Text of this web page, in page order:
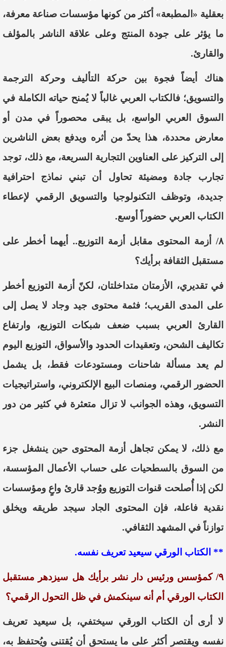
بعقلية «المطبعة» أكثر من كونها مؤسسات صناعة معرفة،
ما يؤثر على جودة المنتج وعلى علاقة الناشر بالمؤلف
والقارئ.
هناك أيضاً فجوة بين حركة التأليف وحركة الترجمة
والتسويق؛ فالكتاب العربي غالباً لا يُمنح حياته الكاملة في
السوق العربي الواسع، بل يبقى محصوراً في مدن أو
معارض محددة، هذا يحدّ من أثره ويدفع بعض الناشرين
إلى التركيز على العناوين التجارية السريعة، مع ذلك، توجد
تجارب جادة ومضيئة تحاول أن تبني نماذج احترافية
جديدة، وتوظف التكنولوجيا والتسويق الرقمي لإعطاء
الكتاب العربي حضوراً أوسع.
٨/ أزمة المحتوى مقابل أزمة التوزيع.. أيهما أخطر على
مستقبل الثقافة برأيك؟
في تقديري، الأزمتان متداخلتان، لكنّ أزمة التوزيع أخطر
على المدى القريب؛ فثمة محتوى جيد وجاد لا يصل إلى
القارئ العربي بسبب ضعف شبكات التوزيع، وارتفاع
تكاليف الشحن، وتعقيدات الحدود والأسواق، التوزيع اليوم
لم يعد مسألة شاحنات ومستودعات فقط، بل يشمل
الحضور الرقمي، ومنصات البيع الإلكتروني، واستراتيجيات
التسويق، وهذه الجوانب لا تزال متعثرة في كثير من دور
النشر.
مع ذلك، لا يمكن تجاهل أزمة المحتوى حين ينشغل جزء
من السوق بالسطحيات على حساب الأعمال المؤسسة،
لكن إذا أُصلحت قنوات التوزيع ووُجد قارئ واعٍ ومؤسسات
نقدية فاعلة، فإن المحتوى الجاد سيجد طريقه ويخلق
توازناً في المشهد الثقافي.
** الكتاب الورقي سيعيد تعريف نفسه.
٩/ كمؤسس ورئيس دار نشر برأيك هل سيزدهر مستقبل
الكتاب الورقي أم أنه سينكمش في ظل التحول الرقمي؟
لا أرى أن الكتاب الورقي سيختفي، بل سيعيد تعريف
نفسه ويقتصر أكثر على ما يستحق أن يُقتنى ويُحتفظ به،